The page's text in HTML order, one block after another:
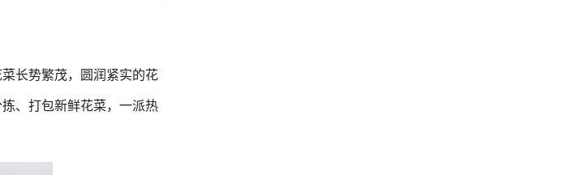
长势繁茂，圆润紧实的花
、打包新鲜花菜，一派热